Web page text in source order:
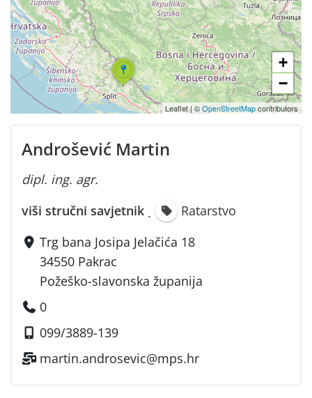
Androšević Martin
dipl. ing. agr.
viši stručni savjetnik ·
Ratarstvo
Trg bana Josipa Jelačića 18
34550 Pakrac
Požeško-slavonska županija
0
099/3889-139
martin.androsevic@mps.hr
+
−
Leaflet|©OpenStreetMapcontributors